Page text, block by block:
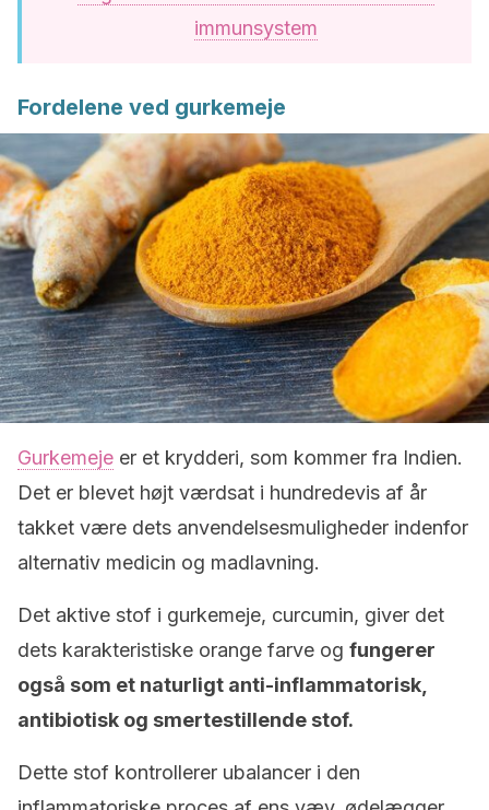
immunsystem
Fordelene ved gurkemeje
Gurkemeje er et krydderi, som kommer fra Indien.
Det er blevet højt værdsat i hundredevis af år
takket være dets anvendelsesmuligheder indenfor
alternativ medicin og madlavning.
Det aktive stof i gurkemeje, curcumin, giver det
dets karakteristiske orange farve og fungerer
også som et naturligt anti-inflammatorisk,
antibiotisk og smertestillende stof.
Dette stof kontrollerer ubalancer i den